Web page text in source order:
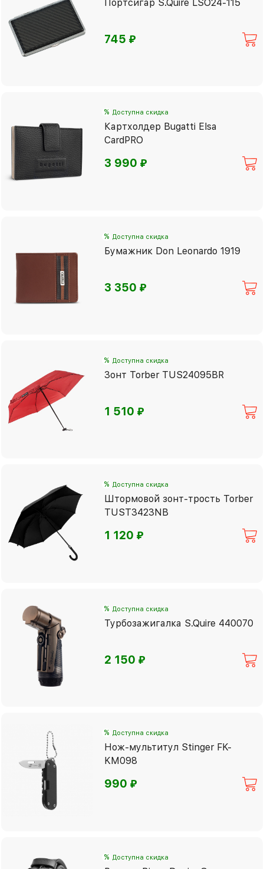
Портсигар S.Quire LSO24-115
745⃏
% Доступна скидка
Картхолдер Bugatti Elsa
CardPRO
3 990⃏
% Доступна скидка
Бумажник Don Leonardo 1919
3 350⃏
% Доступна скидка
Зонт Torber TUS24095BR
1 510⃏
% Доступна скидка
Штормовой зонт-трость Torber
TUST3423NB
1 120⃏
% Доступна скидка
Турбозажигалка S.Quire 440070
2 150⃏
% Доступна скидка
Нож-мультитул Stinger FK-
KM098
990⃏
% Доступна скидка